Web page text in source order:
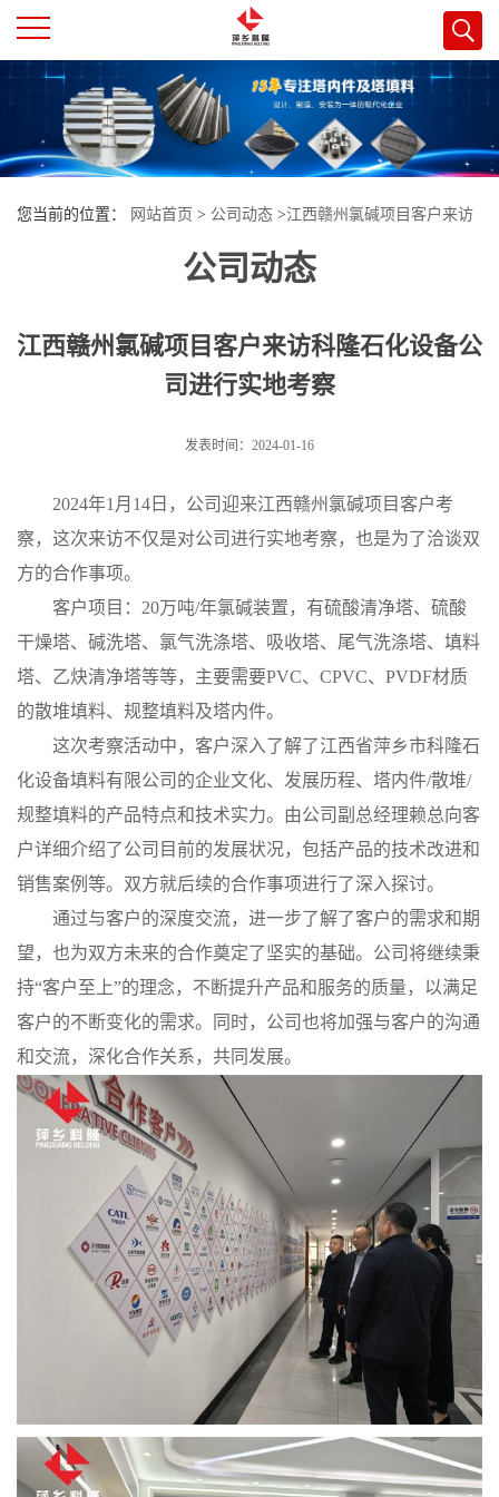
公
司
动
态
产
品
厅
证
荣
誉
在
您当前的位置： 网站首页 > 公司动态 >江西赣州氯碱项目客户来访
科隆石化设备公司进行实地考察公司动态
江西赣州氯碱项目客户来访科隆石化设备公
司进行实地考察
发表时间：2024-01-16
2024年1月14日，公司迎来江西赣州氯碱项目客户考
察，这次来访不仅是对公司进行实地考察，也是为了洽谈双
方的合作事项。
客户项目： 20万吨/年氯碱装置，有硫酸清净塔、硫酸
干燥塔、碱洗塔、氯气洗涤塔、吸收塔、尾气洗涤塔、填料
塔、乙炔清净塔等等，主要需要PVC、CPVC、PVDF材质
的散堆填料、规整填料及塔内件。
这次考察活动中，客户深入了解了江西省萍乡市科隆石
化设备填料有限公司的企业文化、发展历程、塔内件/散堆/
规整填料的产品特点和技术实力。由公司副总经理赖总向客
户详细介绍了公司目前的发展状况，包括产品的技术改进和
销售案例等。双方就后续的合作事项进行了深入探讨。
通过与客户的深度交流，进一步了解了客户的需求和期
望，也为双方未来的合作奠定了坚实的基础。公司将继续秉
持“客户至上”的理念，不断提升产品和服务的质量，以满足
客户的不断变化的需求。同时，公司也将加强与客户的沟通
和交流，深化合作关系，共同发展。